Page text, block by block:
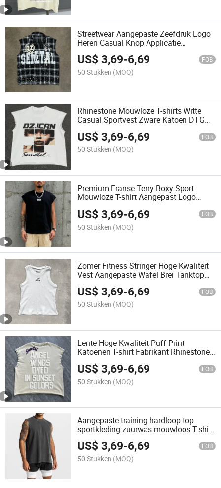
Streetwear Aangepaste Zeefdruk Logo
Heren Casual Knop Applicatie
Geborduurde Ruit Overhemd Mannelijk
Mouwloos
US$3,69-6,69 FOB
50 Stukken (MOQ)
Rhinestone Mouwloze T-shirts Witte
Casual Sportvest Zware Katoen DTG
Grafisch Vintage Streetwear Heren
Tanktop
US$3,69-6,69 FOB
50 Stukken (MOQ)
Premium Franse Terry Boxy Sport
Mouwloze T-shirt Aangepast Logo
Gym Hardloop Vest Mannen
US$3,69-6,69 FOB
50 Stukken (MOQ)
Zomer Fitness Stringer Hoge Kwaliteit
Vest Aangepaste Wafel Brei Tanktop
Heren Wafel Stof Tanktop
US$3,69-6,69 FOB
50 Stukken (MOQ)
Lente Hoge Kwaliteit Puff Print
Katoenen T-shirt Fabrikant Rhinestones
Tanktops Aangepaste Overmaat
Grafische Mouwloze T-shirt
US$3,69-6,69 FOB
50 Stukken (MOQ)
Aangepaste training hardloop top
sportkleding zuurwas mouwloos T-shirt
fitness vest mannen gym workout
tanktop
US$3,69-6,69 FOB
50 Stukken (MOQ)